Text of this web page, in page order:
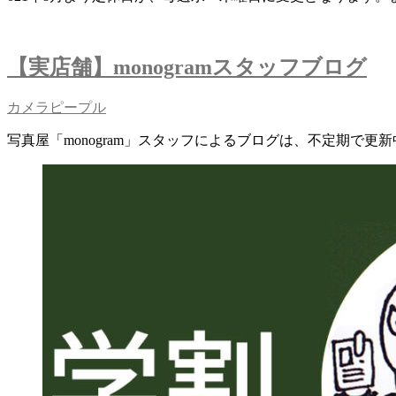
【実店舗】monogramスタッフブログ
カメラピープル
写真屋「monogram」スタッフによるブログは、不定期で更新